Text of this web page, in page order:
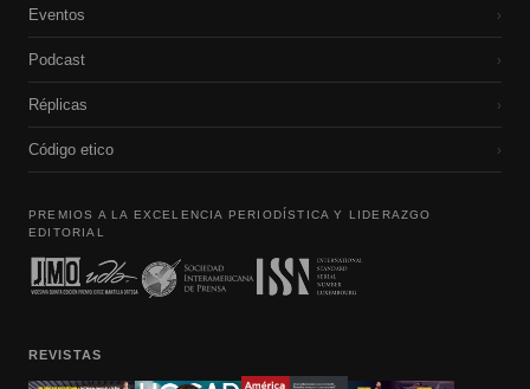
Eventos ›
Podcast ›
Réplicas ›
Código etico ›
PREMIOS A LA EXCELENCIA PERIODÍSTICA Y LIDERAZGO
EDITORIAL
REVISTAS